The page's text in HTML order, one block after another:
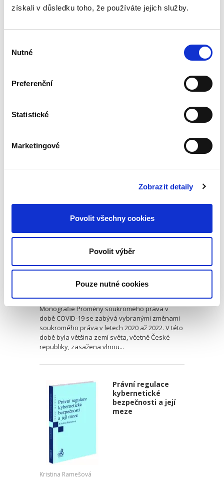
získali v důsledku toho, že používáte jejich služby.
souhlasu
Nutné
Preferenční
Statistické
Marketingové
Zobrazit detaily
Povolit všechny cookies
Povolit výběr
Pouze nutné cookies
550,00 Kč
správněprávní teorie a praxe, zejména
soukromého práva
Jan Škrabka,a kol.
490,00 Kč
Monografie Proměny soukromého práva v
době COVID-19 se zabývá vybranými změnami
soukromého práva v letech 2020 až 2022. V této
době byla většina zemí světa, včetně České
republiky, zasažena vlnou...
Právní regulace
kybernetické
bezpečnosti a její
meze
Kristina Ramešová